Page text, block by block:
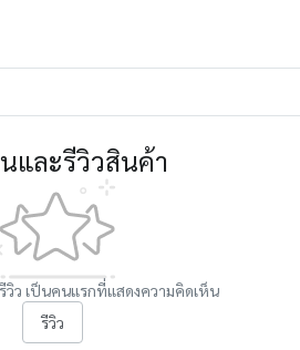
และรีวิวสินค้า
วิว เป็นคนแรกที่แสดงความคิดเห็น
รีวิว